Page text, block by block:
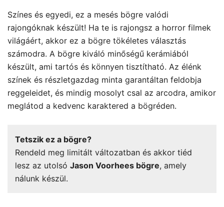
Színes és egyedi, ez a mesés bögre valódi
rajongóknak készült! Ha te is rajongsz a horror filmek
világáért, akkor ez a bögre tökéletes választás
számodra. A bögre kiváló minőségű kerámiából
készült, ami tartós és könnyen tisztítható. Az élénk
színek és részletgazdag minta garantáltan feldobja
reggeleidet, és mindig mosolyt csal az arcodra, amikor
meglátod a kedvenc karaktered a bögréden.
Tetszik ez a bögre?
Rendeld meg limitált változatban és akkor tiéd
lesz az utolsó Jason Voorhees bögre, amely
nálunk készül.